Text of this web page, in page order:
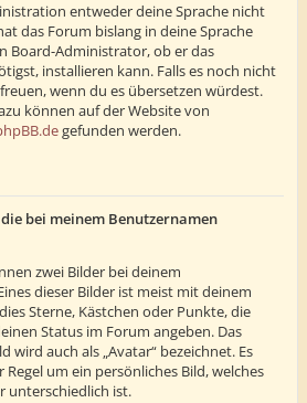
entweder deine Sprache nicht
das Forum bislang in deine Sprache
Board-Administrator, ob er das
installieren kann. Falls es noch nicht
wenn du es übersetzen würdest.
können auf der Website von
gefunden werden.
bei meinem Benutzernamen
zwei Bilder bei deinem
dieser Bilder ist meist mit deinem
Sterne, Kästchen oder Punkte, die
Status im Forum angeben. Das
wird auch als „Avatar“ bezeichnet. Es
um ein persönliches Bild, welches
unterschiedlich ist.